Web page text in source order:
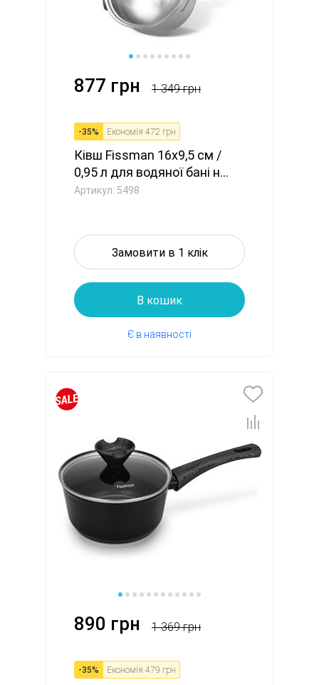
877 грн 1 349 грн
-35% Економія 472 грн
Ківш Fissman 16x9,5 см /
0,95 л для водяної бані н...
Артикул: 5498
Замовити в 1 клік
В кошик
Є в наявності
890 грн 1 369 грн
-35% Економія 479 грн